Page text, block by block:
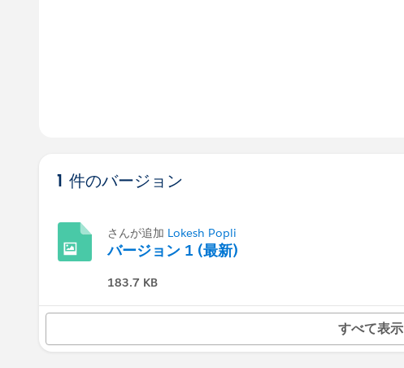
1 件のバージョン
さんが追加 Lokesh Popli
バージョン 1 (最新)
183.7 KB
すべて表示